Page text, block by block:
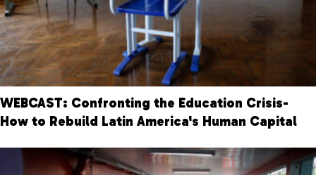
WEBCAST: Confronting the Education Crisis-
How to Rebuild Latin America's Human Capital